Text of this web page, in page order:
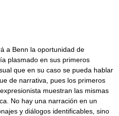
a Benn la oportunidad de
plasmado en sus primeros
que en su caso se pueda hablar
de narrativa, pues los primeros
muestran las mismas
No hay una narración en un
y diálogos identificables, sino